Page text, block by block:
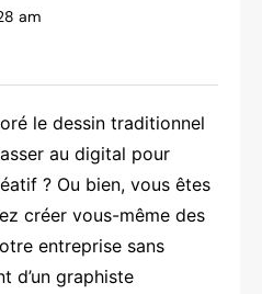
am
le dessin traditionnel
au digital pour
? Ou bien, vous êtes
créer vous-même des
entreprise sans
d’un graphiste